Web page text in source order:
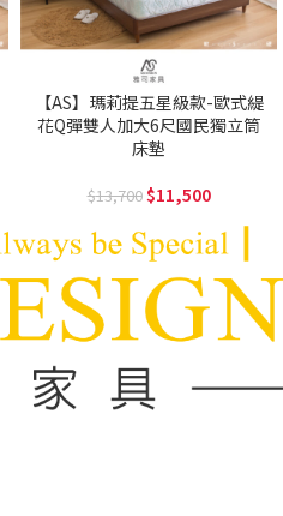
【AS】瑪莉提五星級款-歐式緹
花Q彈雙人加大6尺國民獨立筒
床墊
13,700 11,500